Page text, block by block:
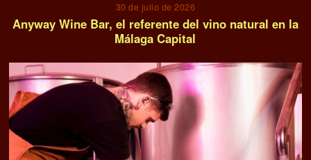
30 de julio de 2026
Anyway Wine Bar, el referente del vino natural en la
Málaga Capital